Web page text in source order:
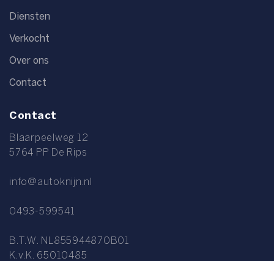
Diensten
Verkocht
Over ons
Contact
Contact
Blaarpeelweg 12
5764 PP De Rips
info@autoknijn.nl
0493-599541
B.T.W. NL855944870B01
K.v.K. 65010485